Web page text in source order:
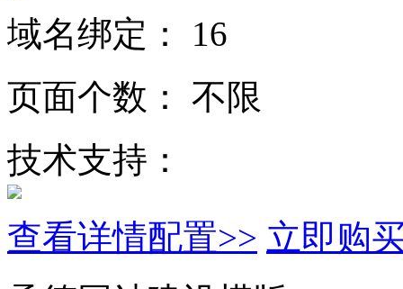
域名绑定：
16
页面个数：
不限
技术支持：
查看详情配置>> 立即购